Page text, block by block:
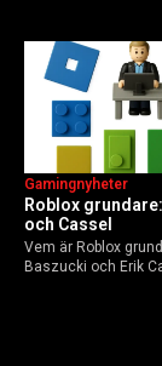
AI-drivna innovationer.
Roblox
och Cassel
Gamingnyheter
Vem är Roblox
Baszucki och Erik